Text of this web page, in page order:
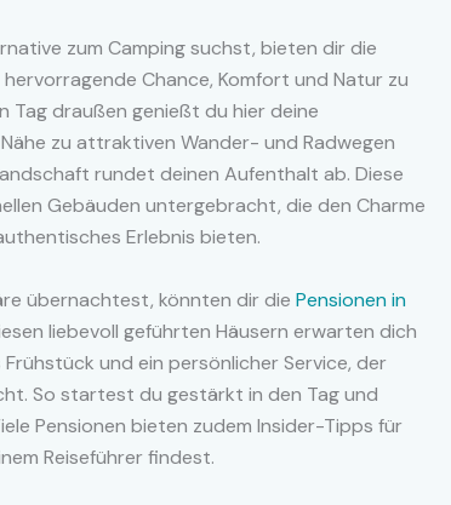
zum Camping suchst, bieten dir die
hervorragende Chance, Komfort und Natur zu
Tag draußen genießt du hier deine
zu attraktiven Wander- und Radwegen
rundet deinen Aufenthalt ab. Diese
Gebäuden untergebracht, die den Charme
Erlebnis bieten.
übernachtest, könnten dir die Pensionen in
liebevoll geführten Häusern erwarten dich
und ein persönlicher Service, der
So startest du gestärkt in den Tag und
Pensionen bieten zudem Insider-Tipps für
Reiseführer findest.